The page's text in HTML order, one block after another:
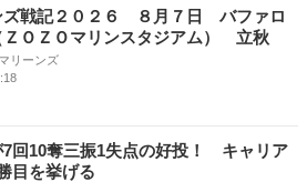
ズ戦記２０２６ ８月７日 バファロ
ＺＯＺＯマリンスタジアム） 立秋
リーンズ
7回10奪三振1失点の好投！ キャリア
目を挙げる